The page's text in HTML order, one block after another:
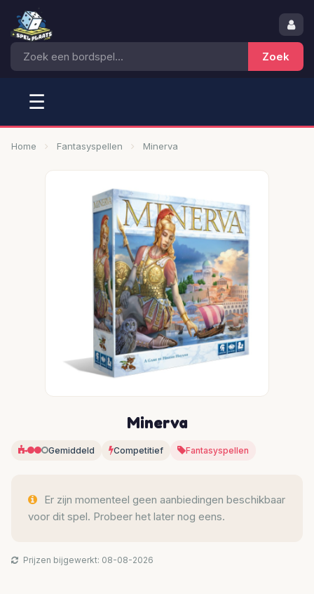
☰
Home Fantasyspellen Minerva
Minerva
Gemiddeld Competitief Fantasyspellen
Er zijn momenteel geen aanbiedingen beschikbaar
voor dit spel. Probeer het later nog eens.
Prijzen bijgewerkt: 08-08-2026